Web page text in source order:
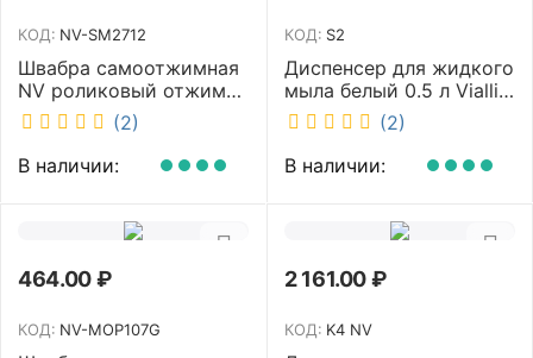
КОД: NV-SM2712
Швабра самоотжимная
NV роликовый отжим
насадка PVA 27 см
телескопическая
рукоятка 70-125 см NV-
SM2712
(2)
В наличии:
КОД: S2
Диспенсер для жидкого
мыла белый 0.5 л Vialli
S2
(2)
В наличии:
464.00₽
КОД: NV-MOP107G
2 161.00₽
КОД: K4 NV